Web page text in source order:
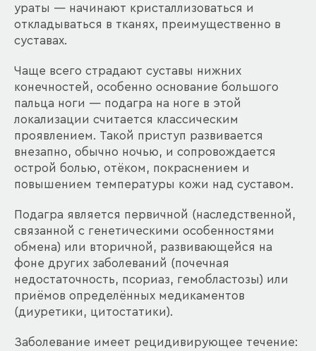
ураты — начинают кристаллизоваться и
откладываться в тканях, преимущественно в
суставах.
Чаще всего страдают суставы нижних
конечностей, особенно основание большого
пальца ноги — подагра на ноге в этой
локализации считается классическим
проявлением. Такой приступ развивается
внезапно, обычно ночью, и сопровождается
острой болью, отёком, покраснением и
повышением температуры кожи над суставом.
Подагра является первичной (наследственной,
связанной с генетическими особенностями
обмена) или вторичной, развивающейся на
фоне других заболеваний (почечная
недостаточность, псориаз, гемобластозы) или
приёмов определённых медикаментов
(диуретики, цитостатики).
Заболевание имеет рецидивирующее течение: